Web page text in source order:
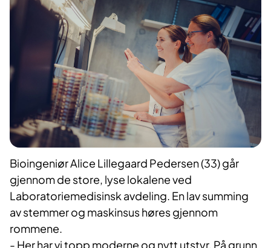
Bioingeniør Alice Lillegaard Pedersen (33) går
gjennom de store, lyse lokalene ved
Laboratoriemedisinsk avdeling. En lav summing
av stemmer og maskinsus høres gjennom
rommene.
- Her har vi topp moderne og nytt utstyr. På grunn